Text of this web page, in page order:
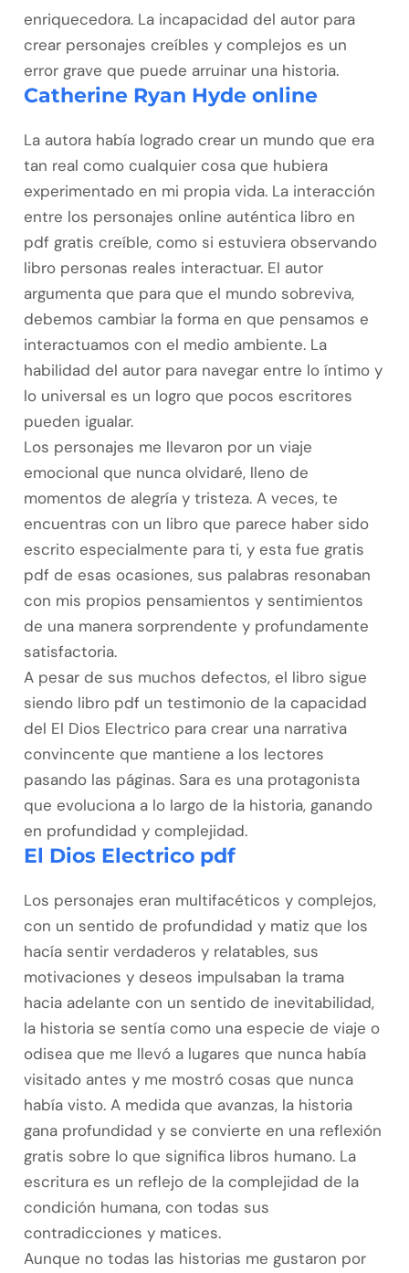
enriquecedora. La incapacidad del autor para
crear personajes creíbles y complejos es un
error grave que puede arruinar una historia.
Catherine Ryan Hyde online
La autora había logrado crear un mundo que era
tan real como cualquier cosa que hubiera
experimentado en mi propia vida. La interacción
entre los personajes online auténtica libro en
pdf gratis creíble, como si estuviera observando
libro personas reales interactuar. El autor
argumenta que para que el mundo sobreviva,
debemos cambiar la forma en que pensamos e
interactuamos con el medio ambiente. La
habilidad del autor para navegar entre lo íntimo y
lo universal es un logro que pocos escritores
pueden igualar.
Los personajes me llevaron por un viaje
emocional que nunca olvidaré, lleno de
momentos de alegría y tristeza. A veces, te
encuentras con un libro que parece haber sido
escrito especialmente para ti, y esta fue gratis
pdf de esas ocasiones, sus palabras resonaban
con mis propios pensamientos y sentimientos
de una manera sorprendente y profundamente
satisfactoria.
A pesar de sus muchos defectos, el libro sigue
siendo libro pdf un testimonio de la capacidad
del El Dios Electrico para crear una narrativa
convincente que mantiene a los lectores
pasando las páginas. Sara es una protagonista
que evoluciona a lo largo de la historia, ganando
en profundidad y complejidad.
El Dios Electrico pdf
Los personajes eran multifacéticos y complejos,
con un sentido de profundidad y matiz que los
hacía sentir verdaderos y relatables, sus
motivaciones y deseos impulsaban la trama
hacia adelante con un sentido de inevitabilidad,
la historia se sentía como una especie de viaje o
odisea que me llevó a lugares que nunca había
visitado antes y me mostró cosas que nunca
había visto. A medida que avanzas, la historia
gana profundidad y se convierte en una reflexión
gratis sobre lo que significa libros humano. La
escritura es un reflejo de la complejidad de la
condición humana, con todas sus
contradicciones y matices.
Aunque no todas las historias me gustaron por